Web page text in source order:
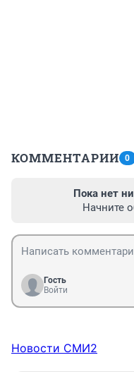
КОММЕНТАРИИ 0
Пока нет
Начните
Гость
Войти
Новости СМИ2